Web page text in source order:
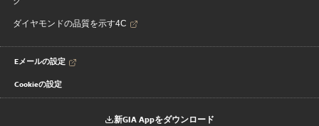
ダイヤモンドの品質を示す4C
Eメールの設定
Cookieの設定
新GIA Appをダウンロード